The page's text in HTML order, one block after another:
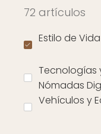
72 artículos
Estilo de
Tecnologías
Nómadas
Vehículos y